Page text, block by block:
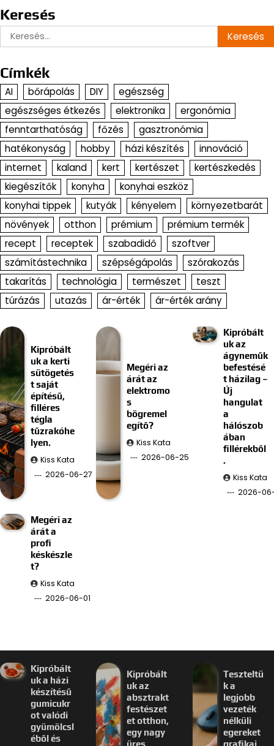
Keresés
Keresés:
Címkék
AI bőrápolás DIY
egészség
egészséges étkezés
elektronika
ergonómia
fenntarthatóság
főzés
gasztronómia
hatékonyság
hobby házi készítés
innováció
internet
kaland kert kertészet
kertészkedés
kiegészítők
konyha
konyhai eszköz
konyhai tippek
kutyák kényelem
környezetbarát
növények
otthon prémium
prémium termék
recept
receptek szabadidő
szoftver
számítástechnika
szépségápolás
szórakozás
takarítás
technológia természet
teszt
túrázás
utazás ár-érték ár-érték arány
Kipróbált
uk a kerti
sütögetés
t saját
építésű,
filléres
tégla
tűzrakóhe
lyen.
Kiss Kata
2026-06-27
Megéri az
árát az
elektromo
s
bögremel
egítő?
Kiss Kata
2026-06-25
Kipróbált
uk az
ágyneműk
befestésé
t házilag –
Új
hangulat
a
hálószob
ában
fillérekből
.
Kiss Kata
2026-
Megéri az
árát a
profi
késkészle
t?
Kiss Kata
2026-06-01
Kipróbált
uk a házi
készítésű
gumicukr
ot valódi
gyümölcsl
éből és
Kipróbált
uk az
absztrakt
festészet
et otthon,
egy nagy
Teszteltü
k a
legjobb
vezeték
nélküli
egereket